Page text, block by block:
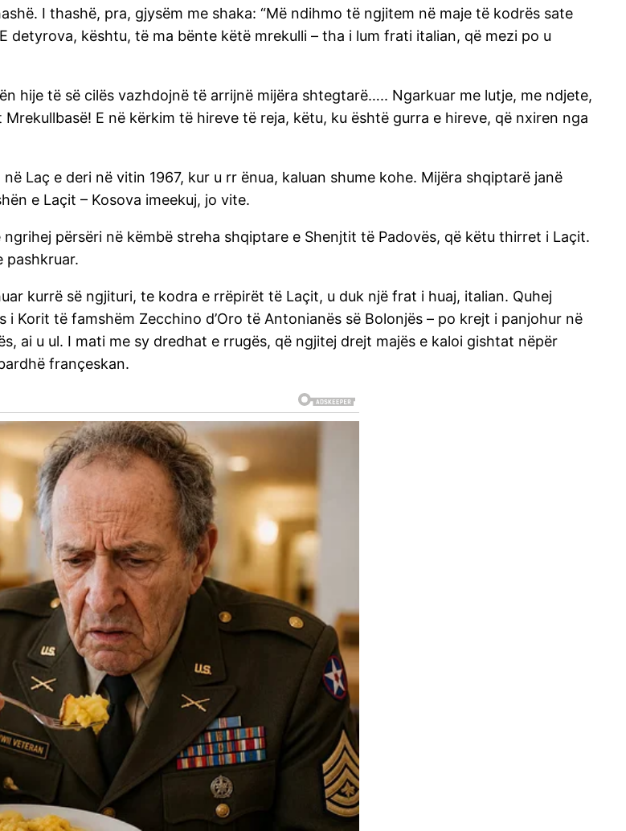
I thashë, pra, gjysëm me shaka: “Më ndihmo të ngjitem në maje të kodrës sate
kështu, të ma bënte këtë mrekulli – tha i lum frati italian, që mezi po u
hije të së cilës vazhdojnë të arrijnë mijëra shtegtarë….. Ngarkuar me lutje, me ndjete,
E në kërkim të hireve të reja, këtu, ku është gurra e hireve, që nxiren nga
Laç e deri në vitin 1967, kur u rr ënua, kaluan shume kohe. Mijëra shqiptarë janë
e Laçit – Kosova imeekuj, jo vite.
përsëri në këmbë streha shqiptare e Shenjtit të Padovës, që këtu thirret i Laçit.
pashkruar.
kurrë së ngjituri, te kodra e rrëpirët të Laçit, u duk një frat i huaj, italian. Quhej
Korit të famshëm Zecchino d’Oro të Antonianës së Bolonjës – po krejt i panjohur në
ai u ul. I mati me sy dredhat e rrugës, që ngjitej drejt majës e kaloi gishtat nëpër
françeskan.